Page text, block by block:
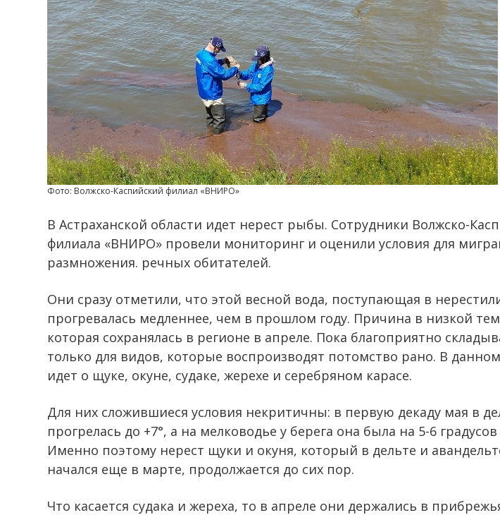
Фото: Волжско-Каспийский филиал «ВНИРО»
В Астраханской области идет нерест рыбы. Сотрудники Волжско-
филиала «ВНИРО» провели мониторинг и оценили условия для
размножения. речных обитателей.
Они сразу отметили, что этой весной вода, поступающая в
прогревалась медленнее, чем в прошлом году. Причина в низкой
которая сохранялась в регионе в апреле. Пока благоприятно
только для видов, которые воспроизводят потомство рано. В
идет о щуке, окуне, судаке, жерехе и серебряном карасе.
Для них сложившиеся условия некритичны: в первую декаду мая в
прогрелась до +7°, а на мелководье у берега она была на 5-6 градусов
Именно поэтому нерест щуки и окуня, который в дельте и
начался еще в марте, продолжается до сих пор.
Что касается судака и жереха, то в апреле они держались в